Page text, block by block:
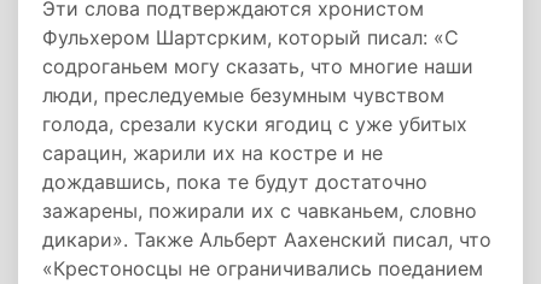
Эти слова подтверждаются хронистом
Фульхером Шартсрким, который писал: «С
содроганьем могу сказать, что многие наши
люди, преследуемые безумным чувством
голода, срезали куски ягодиц с уже убитых
сарацин, жарили их на костре и не
дождавшись, пока те будут достаточно
зажарены, пожирали их с чавканьем, словно
дикари». Также Альберт Аахенский писал, что
«Крестоносцы не ограничивались поеданием